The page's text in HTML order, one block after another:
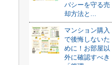
バシーを守る売
却方法と...
マンション購入
で後悔しないた
めに！お部屋以
外に確認すべき